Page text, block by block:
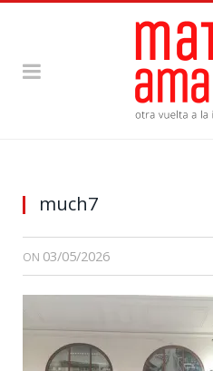
much7
ON 03/05/2026